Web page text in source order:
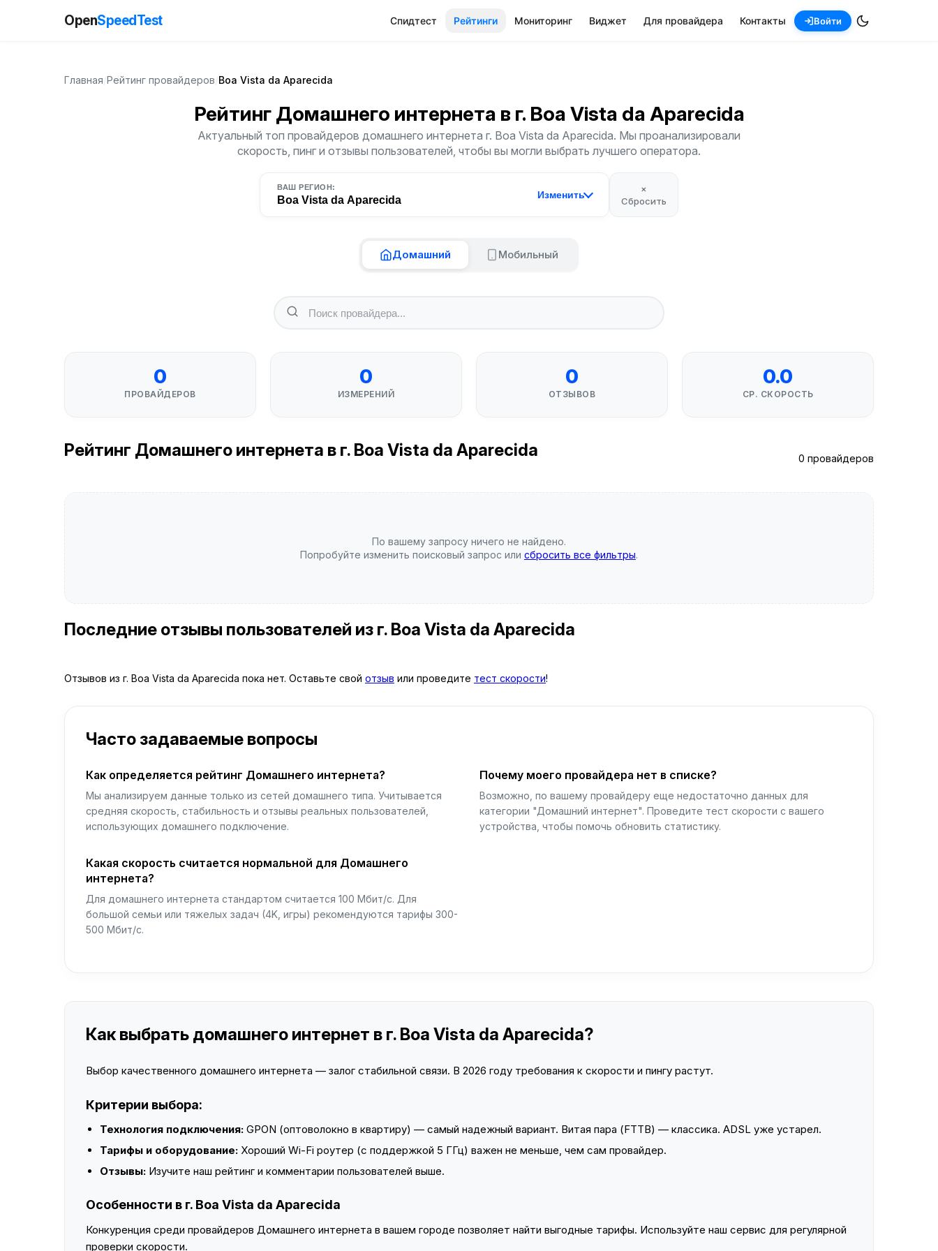
OpenSpeedTest Спидтест Рейтинги Мониторинг Виджет Для провайдера Контакты Войти
Главная Рейтинг провайдеров Boa Vista da Aparecida
Рейтинг Домашнего интернета в г. Boa Vista da Aparecida
Актуальный топ провайдеров домашнего интернета г. Boa Vista da Aparecida. Мы проанализировали
скорость, пинг и отзывы пользователей, чтобы вы могли выбрать лучшего оператора.
ВАШ РЕГИОН:
Boa Vista da Aparecida Изменить
×
Сбросить
Домашний Мобильный
0
ПРОВАЙДЕРОВ
0
ИЗМЕРЕНИЙ
0
ОТЗЫВОВ
0.0
СР. СКОРОСТЬ
Рейтинг Домашнего интернета в г. Boa Vista da Aparecida 0 провайдеров
По вашему запросу ничего не найдено.
Попробуйте изменить поисковый запрос или сбросить все фильтры.
Последние отзывы пользователей из г. Boa Vista da Aparecida
Отзывов из г. Boa Vista da Aparecida пока нет. Оставьте свой отзыв или проведите тест скорости!
Часто задаваемые вопросы
Как определяется рейтинг Домашнего интернета?
Мы анализируем данные только из сетей домашнего типа. Учитывается
средняя скорость, стабильность и отзывы реальных пользователей,
использующих домашнего подключение.
Почему моего провайдера нет в списке?
Возможно, по вашему провайдеру еще недостаточно данных для
категории "Домашний интернет". Проведите тест скорости с вашего
устройства, чтобы помочь обновить статистику.
Какая скорость считается нормальной для Домашнего
интернета?
Для домашнего интернета стандартом считается 100 Мбит/с. Для
большой семьи или тяжелых задач (4K, игры) рекомендуются тарифы 300-
500 Мбит/с.
Как выбрать домашнего интернет в г. Boa Vista da Aparecida?
Выбор качественного домашнего интернета — залог стабильной связи. В 2026 году требования к скорости и пингу растут.
Критерии выбора:
Технология подключения: GPON (оптоволокно в квартиру) — самый надежный вариант. Витая пара (FTTB) — классика. ADSL уже устарел.
Тарифы и оборудование: Хороший Wi-Fi роутер (с поддержкой 5 ГГц) важен не меньше, чем сам провайдер.
Отзывы: Изучите наш рейтинг и комментарии пользователей выше.
Особенности в г. Boa Vista da Aparecida
Конкуренция среди провайдеров Домашнего интернета в вашем городе позволяет найти выгодные тарифы. Используйте наш сервис для регулярной
проверки скорости.